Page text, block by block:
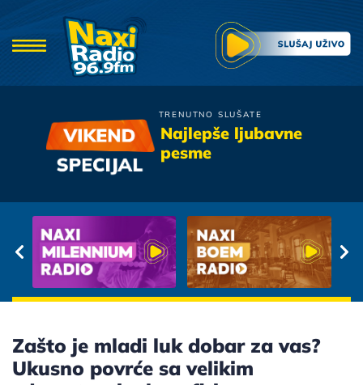
TRENUTNO SLUŠATE
Najlepše ljubavne
pesme
Sergej Cetkovic
Zašto je mladi luk dobar za vas?
Ukusno povrće sa velikim